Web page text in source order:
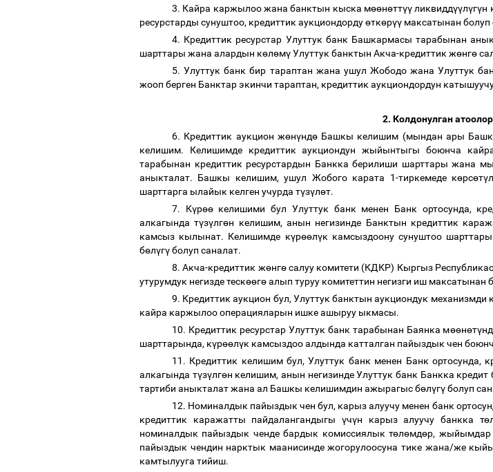
3. Кайра каржылоо жана банктын кыска мөөнөттүүликвиддүүлүгүн
ресурстарды сунуштоо, кредиттик аукциондордуөткөрүү максатынан болуп
4. Кредиттик ресурстар Улуттук банк Башкармасы тарабынан
шарттары жана алардын көлөмүУлуттук банктын Акча-кредиттик жөнгө
5. Улуттук банк бир тараптан жана ушул Жободо жана Улуттук
жооп берген Банктар экинчи тараптан, кредиттик аукциондордун
2. Колдонулган
6. Кредиттик аукцион жөнүндөБашкы келишим (мындан ары Башкы
келишим. Келишимде кредиттик аукциондун жыйынтыгы боюнча
тарабынан кредиттик ресурстардын Банкка берилиши шарттары жана
аныкталат. Башкы келишим, ушул Жобого карата 1-тиркемеде көрсөтү
шарттарга ылайык келген учурда түзүлөт.
7. Күрөөкелишими бул Улуттук банк менен Банк ортосунда,
алкагында түзүлгөн келишим, анын негизинде Банктын кредиттик
камсыз кылынат. Келишимде күрөөлүк камсыздоону сунуштоо
бөлүгүболуп саналат.
8. Акча-кредиттик жөнгөсалуу комитети (КДКР) Кыргыз
утурумдук негизде тескөөгөалып туруу комитеттин негизги иш максатынан
9. Кредиттик аукцион бул, Улуттук банктын аукциондук механизмди
кайра каржылоо операцияларын ишке ашыруу ыкмасы.
10. Кредиттик ресурстар Улуттук банк тарабынан Баянка мөөнөтүнд
шарттарында, күрөөлүк камсыздоо алдында катталган пайыздык чен
11. Кредиттик келишим бул, Улуттук банк менен Банк
алкагында түзүлгөн келишим, анын негизинде Улуттук банк Банкка
тартиби аныкталат жана ал Башкы келишимдин ажырагыс бөлүгүболуп
12. Номиналдык пайыздык чен бул, карыз алуучу менен банк
кредиттик каражатты пайдалангандыгыүчүн карыз алуучу банкка тө
номиналдык пайыздык ченде бардык комиссиялык төлөмдөр, жыйымдар
пайыздык чендин нарктык маанисинде жогорулоосуна тике жана/же
камтылууга тийиш.